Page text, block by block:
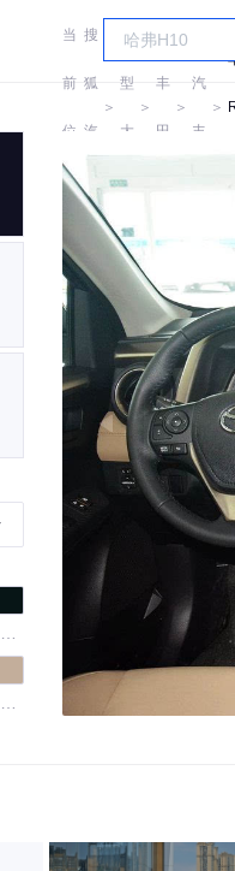
当
前
位
置:
搜
狐
汽
＞
车
型
大
全
＞
丰
田
＞
汽
丰
＞